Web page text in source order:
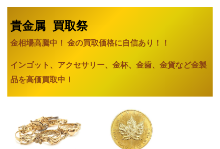
貴金属 買取祭
金相場高騰中！ 金の買取価格に自信あり ！！
インゴット、アクセサリー、金杯、金歯、金貨など金製
品を高価買取中！